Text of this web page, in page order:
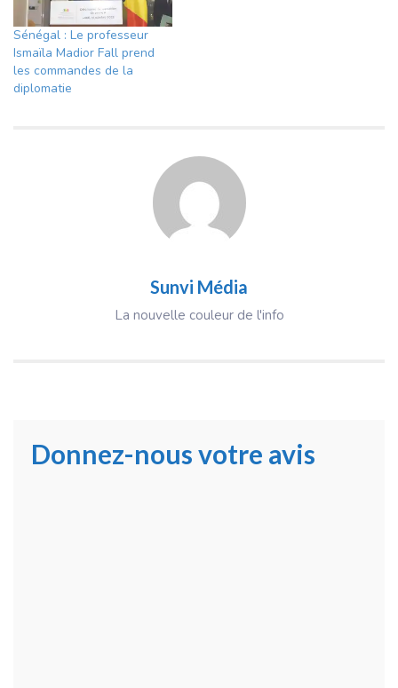
Sénégal : Le professeur
Ismaïla Madior Fall prend
les commandes de la
diplomatie
Sunvi Média
La nouvelle couleur de l'info
Donnez-nous votre avis